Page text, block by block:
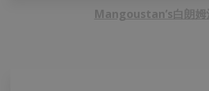
Mangoustan’s白朗姆